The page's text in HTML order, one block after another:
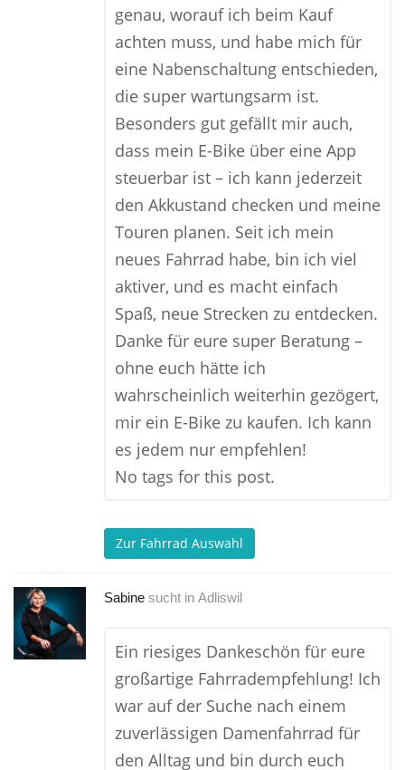
genau, worauf ich beim Kauf
achten muss, und habe mich für
eine Nabenschaltung entschieden,
die super wartungsarm ist.
Besonders gut gefällt mir auch,
dass mein E-Bike über eine App
steuerbar ist – ich kann jederzeit
den Akkustand checken und meine
Touren planen. Seit ich mein
neues Fahrrad habe, bin ich viel
aktiver, und es macht einfach
Spaß, neue Strecken zu entdecken.
Danke für eure super Beratung –
ohne euch hätte ich
wahrscheinlich weiterhin gezögert,
mir ein E-Bike zu kaufen. Ich kann
es jedem nur empfehlen!
No tags for this post.
Zur Fahrrad Auswahl
Sabine sucht in Adliswil
Ein riesiges Dankeschön für eure
großartige Fahrradempfehlung! Ich
war auf der Suche nach einem
zuverlässigen Damenfahrrad für
den Alltag und bin durch euch